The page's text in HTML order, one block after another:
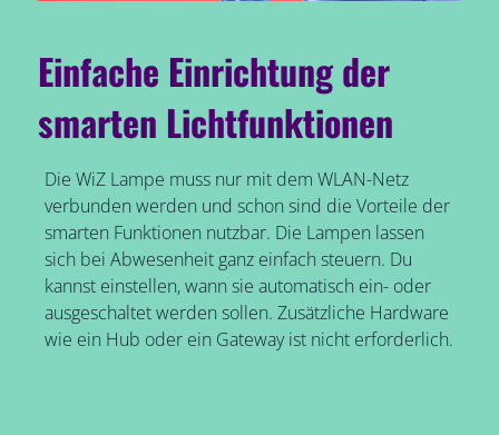
Einfache Einrichtung der
smarten Lichtfunktionen
Die WiZ Lampe muss nur mit dem WLAN-Netz
verbunden werden und schon sind die Vorteile der
smarten Funktionen nutzbar. Die Lampen lassen
sich bei Abwesenheit ganz einfach steuern. Du
kannst einstellen, wann sie automatisch ein- oder
ausgeschaltet werden sollen. Zusätzliche Hardware
wie ein Hub oder ein Gateway ist nicht erforderlich.